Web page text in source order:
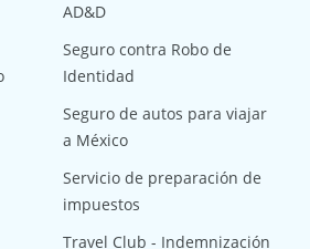
AD&D
Seguro contra Robo de
Identidad
Seguro de autos para viajar
a México
Servicio de preparación de
impuestos
Travel Club - Indemnización